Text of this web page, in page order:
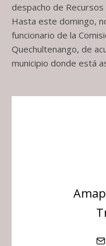
despacho de
Hasta este domingo,
funcionario de la
Quechultenango, de
municipio donde está